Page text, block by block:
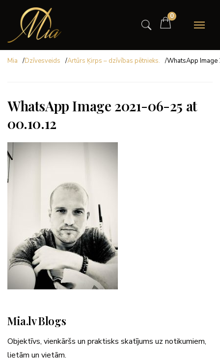
0
Mia /Dzīvesveids /Artūrs Ķirps – dzīvības pētnieks. /WhatsApp
WhatsApp Image 2021-06-25 at
00.10.12
Mia.lv Blogs
Objektīvs, vienkāršs un praktisks skatījums uz notikumiem,
lietām un vietām.